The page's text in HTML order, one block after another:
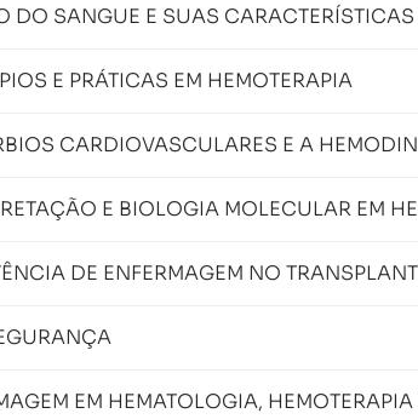
DO SANGUE E SUAS CARACTERÍSTICAS
E PRÁTICAS EM HEMOTERAPIA
CARDIOVASCULARES E A
E BIOLOGIA MOLECULAR EM
DE ENFERMAGEM NO
EM HEMATOLOGIA,